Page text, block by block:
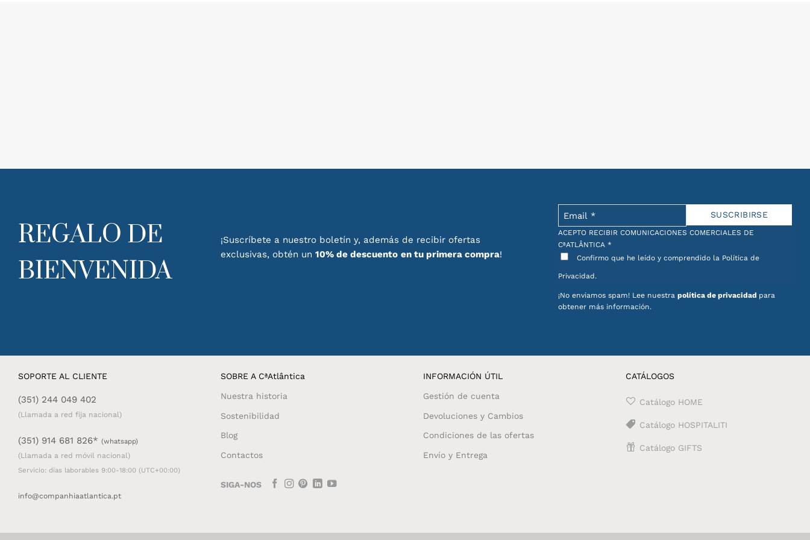
REGALO DE
BIENVENIDA
¡Suscríbete a nuestro boletín y, además de recibir ofertas
exclusivas, obtén un 10% de descuento en tu primera compra!
ACEPTO RECIBIR COMUNICACIONES COMERCIALES DE
CªATLÂNTICA *
Confirmo que he leído y comprendido la Política de
Privacidad.
¡No enviamos spam! Lee nuestra política de privacidad para
obtener más información.
SOPORTE AL CLIENTE
(351) 244 049 402
(Llamada a red fija nacional)
(351) 914 681 826* (whatsapp)
(Llamada a red móvil nacional)
Servicio: días laborables 9:00-18:00 (UTC+00:00)
info@companhiaatlantica.pt
SOBRE A CªAtlântica
Nuestra historia
Sostenibilidad
Blog
Contactos
SIGA-NOS
INFORMACIÓN ÚTIL
Gestión de cuenta
Devoluciones y Cambios
Condiciones de las ofertas
Envío y Entrega
CATÁLOGOS
Catálogo HOME
Catálogo HOSPITALITI
Catálogo GIFTS